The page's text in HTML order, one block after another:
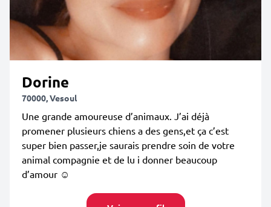
Dorine
70000, Vesoul
Une grande amoureuse d’animaux. J’ai déjà
promener plusieurs chiens a des gens,et ça c’est
super bien passer,je saurais prendre soin de votre
animal compagnie et de lu i donner beaucoup
d’amour ☺️